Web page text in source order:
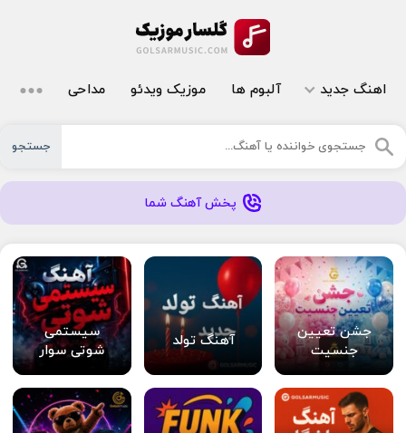
اهنگ جدید آلبوم ها موزیک ویدئو مداحی
جستجو
پخش آهنگ شما
جشن تعیین
جنسیت
آهنگ تولد
سیستمی
شوتی سوار